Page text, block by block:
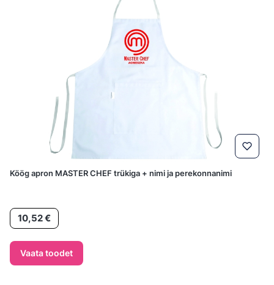
Köög apron MASTER CHEF trükiga + nimi ja perekonnanimi
Hind10,52 €
Vaata toodet